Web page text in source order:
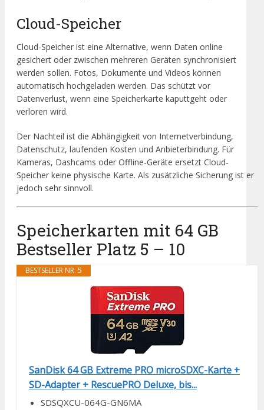
Cloud-Speicher
Cloud-Speicher ist eine Alternative, wenn Daten online
gesichert oder zwischen mehreren Geräten synchronisiert
werden sollen. Fotos, Dokumente und Videos können
automatisch hochgeladen werden. Das schützt vor
Datenverlust, wenn eine Speicherkarte kaputtgeht oder
verloren wird.
Der Nachteil ist die Abhängigkeit von Internetverbindung,
Datenschutz, laufenden Kosten und Anbieterbindung. Für
Kameras, Dashcams oder Offline-Geräte ersetzt Cloud-
Speicher keine physische Karte. Als zusätzliche Sicherung ist er
jedoch sehr sinnvoll.
Speicherkarten mit 64 GB
Bestseller Platz 5 – 10
BESTSELLER NR. 5
SanDisk 64 GB Extreme PRO microSDXC-Karte +
SD-Adapter + RescuePRO Deluxe, bis...
SDSQXCU-064G-GN6MA